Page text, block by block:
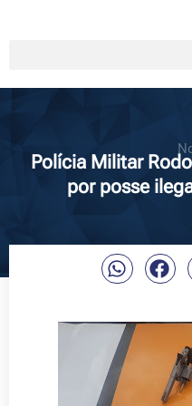
Polícia Militar
por posse